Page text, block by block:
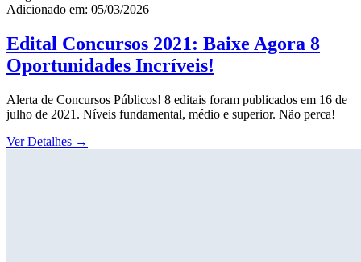
Adicionado em: 05/03/2026
Edital Concursos 2021: Baixe Agora 8
Oportunidades Incríveis!
Alerta de Concursos Públicos! 8 editais foram publicados em 16 de
julho de 2021. Níveis fundamental, médio e superior. Não perca!
Ver Detalhes →